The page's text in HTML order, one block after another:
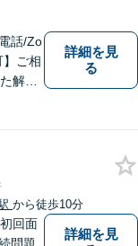
話/Zo
ご相
解決
目指
詳細を見
る
から徒歩10分
回面
詳細を見